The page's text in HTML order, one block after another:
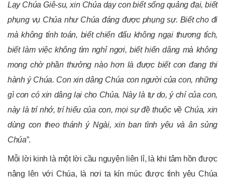
Lạy Chúa Giê-su, xin Chúa dạy con biết sống quảng đại, biết
phụng vụ Chúa như Chúa đáng được phụng sự. Biết cho đi
mà không tính toán, biết chiến đấu không ngại thương tích,
biết làm việc không tìm nghỉ ngơi, biết hiến dâng mà không
mong chờ phần thưởng nào hơn là được biết con đang thi
hành ý Chúa. Con xin dâng Chúa con người của con, những
gì con có xin dâng lại cho Chúa. Này là tự do, ý chí của con,
này là trí nhớ, trí hiểu của con, mọi sự đề thuộc về Chúa, xin
dùng con theo thánh ý Ngài, xin ban tình yêu và ân sủng
Chúa”.
Mỗi lời kinh là một lời cầu nguyện liên lỉ, là khi tâm hồn được
nâng lên với Chúa, là nơi ta kín múc được tình yêu Chúa